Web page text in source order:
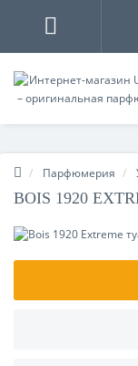
Парфюмерия
BOIS 1920